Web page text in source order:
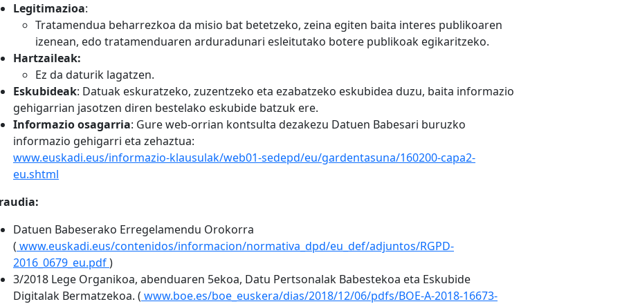
Legitimazioa:
Tratamendua beharrezkoa da misio bat betetzeko, zeina egiten baita interes publikoaren
izenean, edo tratamenduaren arduradunari esleitutako botere publikoak egikaritzeko.
Hartzaileak:
Ez da daturik lagatzen.
Eskubideak: Datuak eskuratzeko, zuzentzeko eta ezabatzeko eskubidea duzu, baita informazio
gehigarrian jasotzen diren bestelako eskubide batzuk ere.
Informazio osagarria: Gure web-orrian kontsulta dezakezu Datuen Babesari buruzko
informazio gehigarri eta zehaztua:
www.euskadi.eus/informazio-klausulak/web01-sedepd/eu/gardentasuna/160200-capa2-
eu.shtml
Datuen Babeserako Erregelamendu Orokorra
( www.euskadi.eus/contenidos/informacion/normativa_dpd/eu_def/adjuntos/RGPD-
2016_0679_eu.pdf)
3/2018 Lege Organikoa, abenduaren 5ekoa, Datu Pertsonalak Babestekoa eta Eskubide
Digitalak Bermatzekoa. ( www.boe.es/boe_euskera/dias/2018/12/06/pdfs/BOE-A-2018-16673-